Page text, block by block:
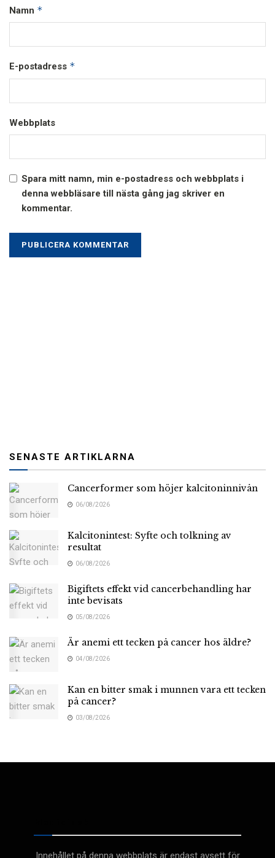
Namn *
E-postadress *
Webbplats
Spara mitt namn, min e-postadress och webbplats i
denna webbläsare till nästa gång jag skriver en
kommentar.
SENASTE ARTIKLARNA
Cancerformer som höjer kalcitoninnivån
06/08/2026
Kalcitonintest: Syfte och tolkning av
resultat
06/08/2026
Bigiftets effekt vid cancerbehandling har
inte bevisats
05/08/2026
Är anemi ett tecken på cancer hos äldre?
04/08/2026
Kan en bitter smak i munnen vara ett tecken
på cancer?
03/08/2026
Innehållet på denna webbplats är endast avsett för